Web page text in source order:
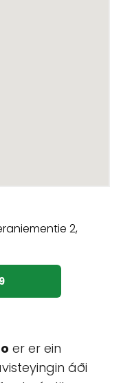
er er ein
áði